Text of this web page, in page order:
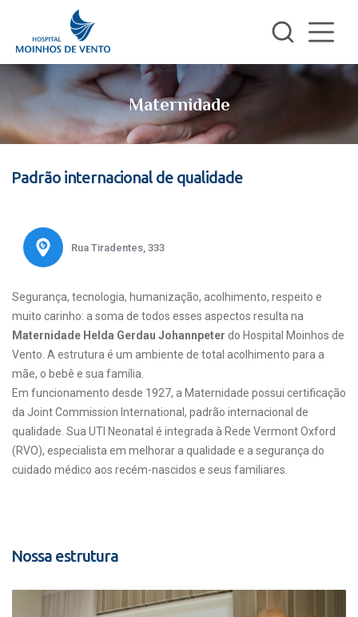
Maternidade
Padrão internacional de qualidade
Rua Tiradentes, 333
Segurança, tecnologia, humanização, acolhimento, respeito e
muito carinho: a soma de todos esses aspectos resulta na
Maternidade Helda Gerdau Johannpeter do Hospital Moinhos de
Vento. A estrutura é um ambiente de total acolhimento para a
mãe, o bebê e sua família.
Em funcionamento desde 1927, a Maternidade possui certificação
da Joint Commission International, padrão internacional de
qualidade. Sua UTI Neonatal é integrada à Rede Vermont Oxford
(RVO), especialista em melhorar a qualidade e a segurança do
cuidado médico aos recém-nascidos e seus familiares.
Nossa estrutura